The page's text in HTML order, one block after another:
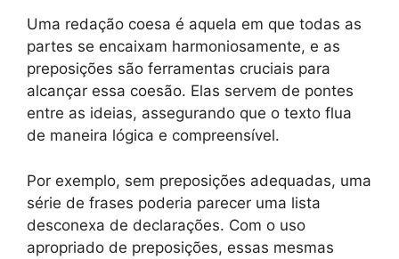
Uma redação coesa é aquela em que todas as
partes se encaixam harmoniosamente, e as
preposições são ferramentas cruciais para
alcançar essa coesão. Elas servem de pontes
entre as ideias, assegurando que o texto flua
de maneira lógica e compreensível.
Por exemplo, sem preposições adequadas, uma
série de frases poderia parecer uma lista
desconexa de declarações. Com o uso
apropriado de preposições, essas mesmas